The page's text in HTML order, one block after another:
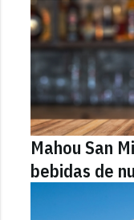
Mahou San
bebidas de